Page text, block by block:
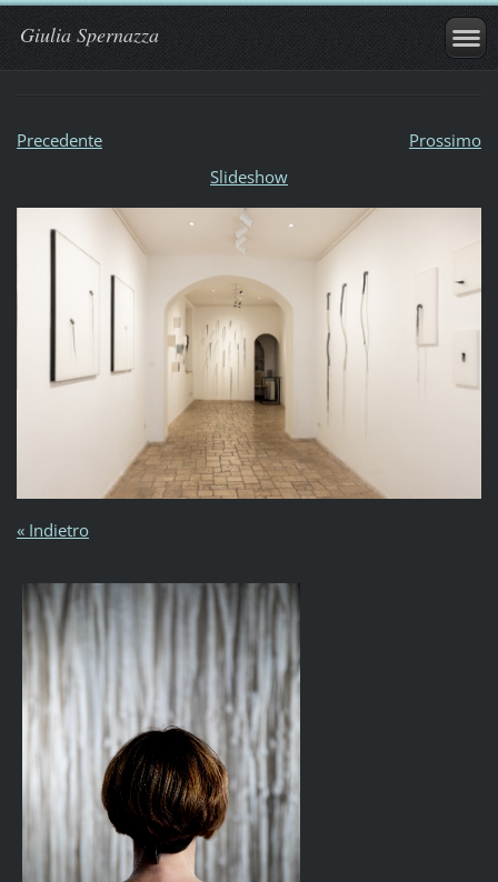
Giulia Spernazza
Precedente
Prossimo
Slideshow
« Indietro